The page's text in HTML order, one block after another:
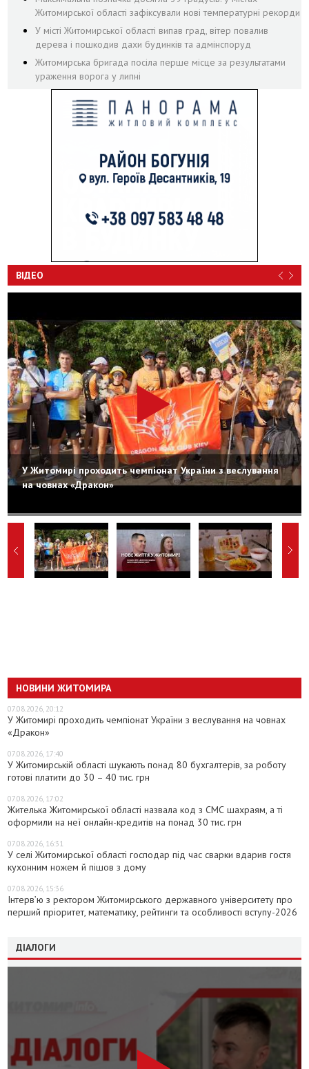
Житомирської області зафіксували нові температурні рекорди
У місті Житомирської області випав град, вітер повалив
дерева і пошкодив дахи будинків та адмінспоруд
Житомирська бригада посіла перше місце за результатами
ураження ворога у липні
ВІДЕО
У Житомирі проходить чемпіонат України з веслування
на човнах «Дракон»
НОВИНИ ЖИТОМИРА
07.08.2026, 20:12
У Житомирі проходить чемпіонат України з веслування на човнах
«Дракон»
07.08.2026, 17:40
У Житомирській області шукають понад 80 бухгалтерів, за роботу
готові платити до 30 – 40 тис. грн
07.08.2026, 17:02
Жителька Житомирської області назвала код з СМС шахраям, а ті
оформили на неї онлайн-кредитів на понад 30 тис. грн
07.08.2026, 16:31
У селі Житомирської області господар під час сварки вдарив гостя
кухонним ножем й пішов з дому
07.08.2026, 15:36
Інтерв’ю з ректором Житомирського державного університету про
перший пріоритет, математику, рейтинги та особливості вступу-2026
ДІАЛОГИ